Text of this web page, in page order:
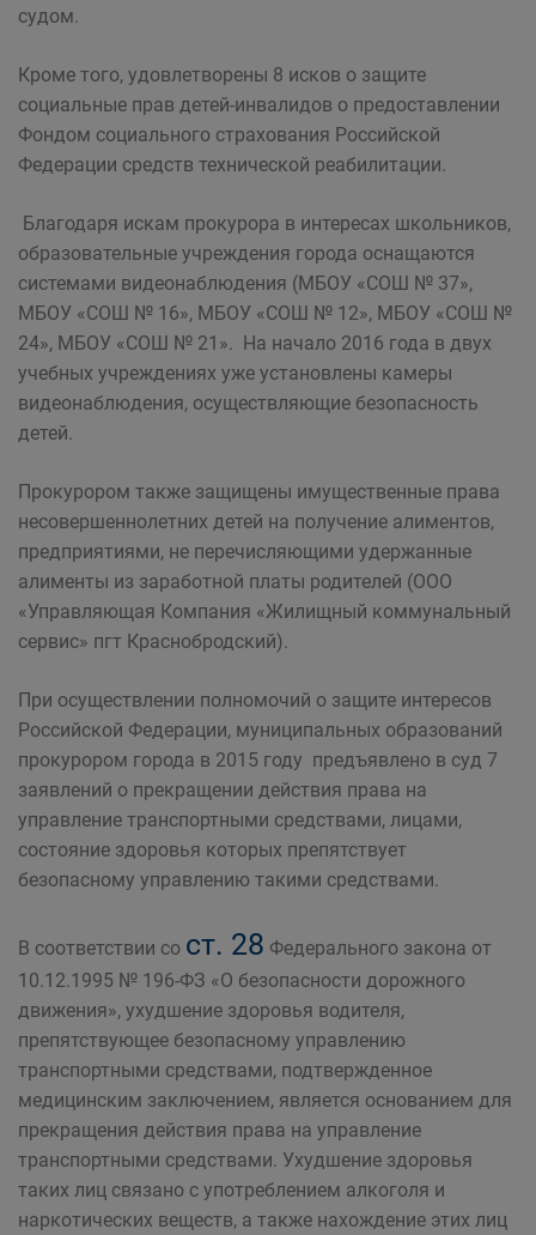
судом.
Кроме того, удовлетворены 8 исков о защите
социальные прав детей-инвалидов о предоставлении
Фондом социального страхования Российской
Федерации средств технической реабилитации.
Благодаря искам прокурора в интересах школьников,
образовательные учреждения города оснащаются
системами видеонаблюдения (МБОУ «СОШ № 37»,
МБОУ «СОШ № 16», МБОУ «СОШ № 12», МБОУ «СОШ №
24», МБОУ «СОШ № 21». На начало 2016 года в двух
учебных учреждениях уже установлены камеры
видеонаблюдения, осуществляющие безопасность
детей.
Прокурором также защищены имущественные права
несовершеннолетних детей на получение алиментов,
предприятиями, не перечисляющими удержанные
алименты из заработной платы родителей (ООО
«Управляющая Компания «Жилищный коммунальный
сервис» пгт Краснобродский).
При осуществлении полномочий о защите интересов
Российской Федерации, муниципальных образований
прокурором города в 2015 году предъявлено в суд 7
заявлений о прекращении действия права на
управление транспортными средствами, лицами,
состояние здоровья которых препятствует
безопасному управлению такими средствами.
В соответствии со ст. 28 Федерального закона от
10.12.1995 № 196-ФЗ «О безопасности дорожного
движения», ухудшение здоровья водителя,
препятствующее безопасному управлению
транспортными средствами, подтвержденное
медицинским заключением, является основанием для
прекращения действия права на управление
транспортными средствами. Ухудшение здоровья
таких лиц связано с употреблением алкоголя и
наркотических веществ, а также нахождение этих лиц